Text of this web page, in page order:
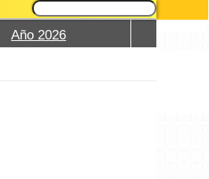
Año 2026